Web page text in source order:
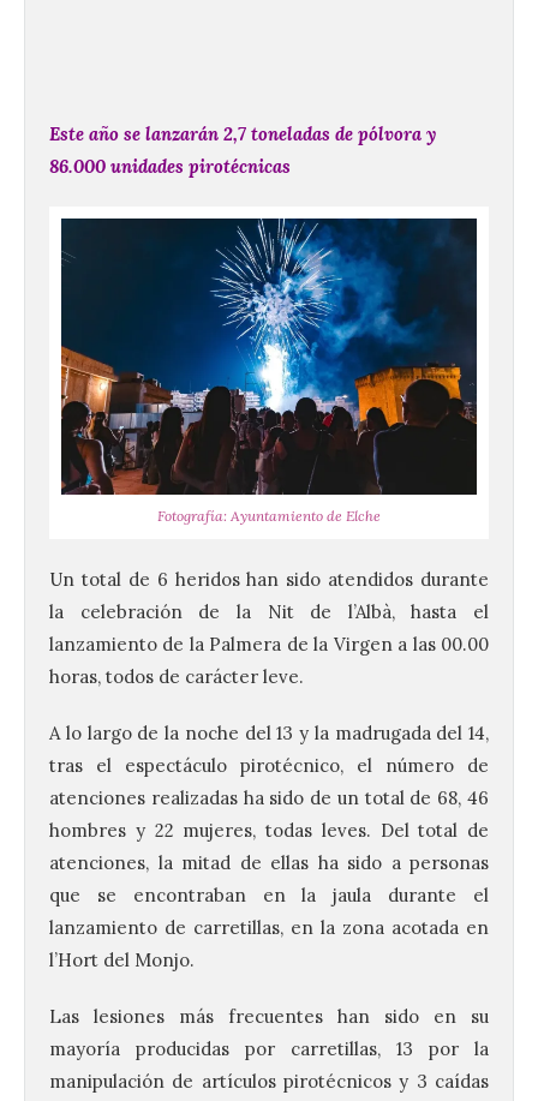
Este año se lanzarán 2,7 toneladas de pólvora y
86.000 unidades pirotécnicas
Fotografía: Ayuntamiento de Elche
Un total de 6 heridos han sido atendidos durante
la celebración de la Nit de l’Albà, hasta el
lanzamiento de la Palmera de la Virgen a las 00.00
horas, todos de carácter leve.
A lo largo de la noche del 13 y la madrugada del 14,
tras el espectáculo pirotécnico, el número de
atenciones realizadas ha sido de un total de 68, 46
hombres y 22 mujeres, todas leves. Del total de
atenciones, la mitad de ellas ha sido a personas
que se encontraban en la jaula durante el
lanzamiento de carretillas, en la zona acotada en
l’Hort del Monjo.
Las lesiones más frecuentes han sido en su
mayoría producidas por carretillas, 13 por la
manipulación de artículos pirotécnicos y 3 caídas